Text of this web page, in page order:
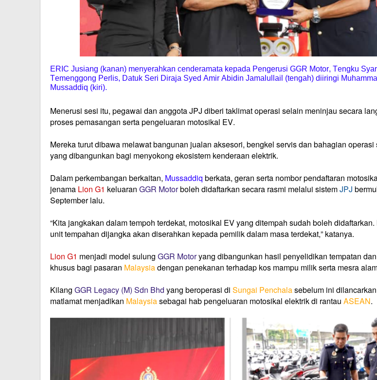
ERIC Jusiang (kanan) menyerahkan cenderamata kepada Pengerusi GGR Motor, Tengku
Temenggong Perlis, Datuk Seri Diraja Syed Amir Abidin Jamalullail (tengah) diiringi
Mussaddiq (kiri).
Menerusi sesi itu, pegawai dan anggota JPJ diberi taklimat operasi selain meninjau secara
proses pemasangan serta pengeluaran motosikal EV.
Mereka turut dibawa melawat bangunan jualan aksesori, bengkel servis dan bahagian operasi
yang dibangunkan bagi menyokong ekosistem kenderaan elektrik.
Dalam perkembangan berkaitan, Mussaddiq berkata, geran serta nombor pendaftaran
jenama Lion G1 keluaran GGR Motorboleh didaftarkan secara rasmi melalui sistemJPJ
September lalu.
“Kita jangkakan dalam tempoh terdekat, motosikal EV yang ditempah sudah boleh
unit tempahan dijangka akan diserahkan kepada pemilik dalam masa terdekat,” katanya.
Lion G1 menjadi model sulung GGR Motoryang dibangunkan hasil penyelidikan tempatan
khusus bagi pasaran Malaysiadengan penekanan terhadap kos mampu milik serta mesra
Kilang GGR Legacy (M) Sdn Bhd yang beroperasi di Sungai Penchalasebelum ini
matlamat menjadikan Malaysiasebagai hab pengeluaran motosikal elektrik di rantau ASEAN.